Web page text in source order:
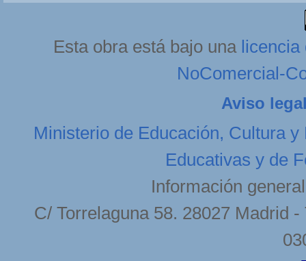
Esta obra está bajo una licencia
NoComercial-
Aviso
Ministerio de Educación, Cultura y
Educativas y de
Información
C/ Torrelaguna 58. 28027 Madrid